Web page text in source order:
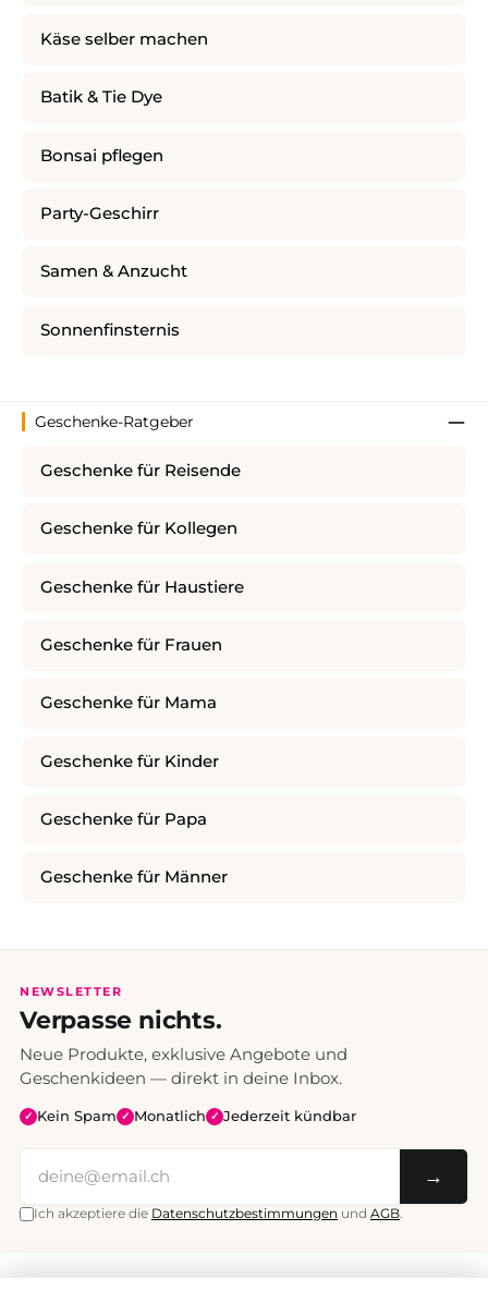
Käse selber machen
Batik & Tie Dye
Bonsai pflegen
Party-Geschirr
Samen & Anzucht
Sonnenfinsternis
Geschenke-Ratgeber
Geschenke für Reisende
Geschenke für Kollegen
Geschenke für Haustiere
Geschenke für Frauen
Geschenke für Mama
Geschenke für Kinder
Geschenke für Papa
Geschenke für Männer
NEWSLETTER
Verpasse nichts.
Neue Produkte, exklusive Angebote und
Geschenkideen — direkt in deine Inbox.
✓ Kein Spam ✓ Monatlich ✓ Jederzeit kündbar
→
Ich akzeptiere die Datenschutzbestimmungen und AGB.